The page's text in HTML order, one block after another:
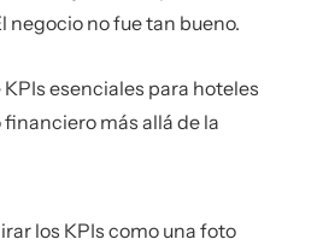
negocio no fue tan bueno.
los KPIs como una foto